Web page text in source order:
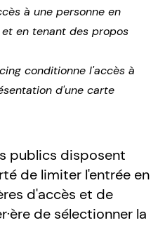
à une personne en
en tenant des propos
conditionne l'accès à
d'une carte
publics disposent
de limiter l'entrée en
d'accès et de
de sélectionner la